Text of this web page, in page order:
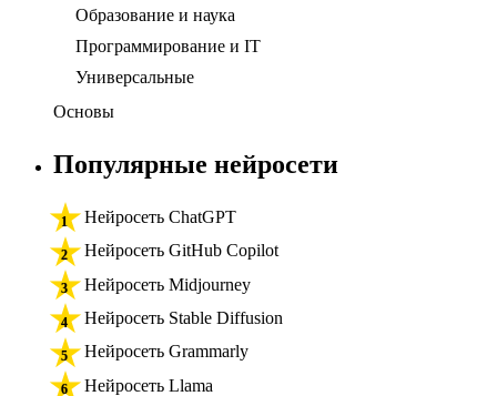
Образование и наука
Программирование и IT
Универсальные
Основы
Популярные нейросети
Нейросеть ChatGPT
Нейросеть GitHub Copilot
Нейросеть Midjourney
Нейросеть Stable Diffusion
Нейросеть Grammarly
Нейросеть Llama